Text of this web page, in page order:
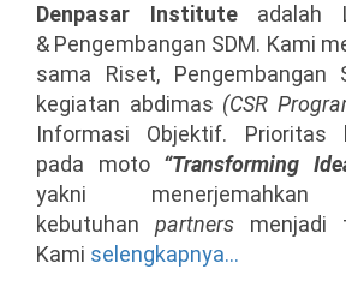
Info Lengkap
PKBM Wahana Edukasi
Denpasar Instituteadalah
& Pengembangan SDM. Kami
sama Riset, Pengembangan
kegiatan abdimas (CSR
Informasi Objektif. Prioritas
pada moto “Transforming
yakni
kebutuhan partners menjadi
Kami selengkapnya...